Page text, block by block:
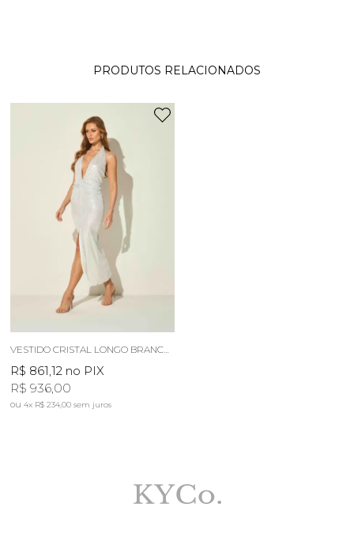
PRODUTOS RELACIONADOS
VESTIDO CRISTAL LONGO BRANCO LUZ
R$ 861,12 no PIX
R$ 936,00
4x R$ 234,00sem juros